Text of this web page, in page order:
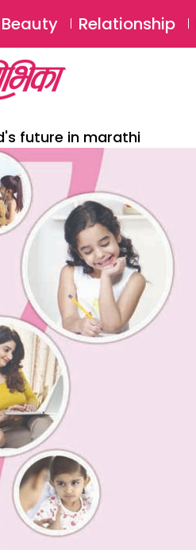
Beauty Relationship
future in marathi